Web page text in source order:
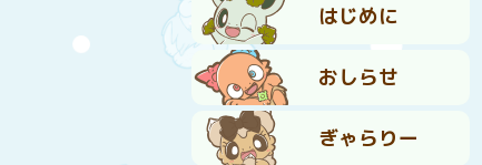
はじめに
おしらせ
ぎゃらりー